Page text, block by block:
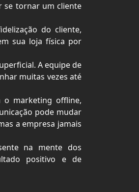
se tornar um cliente
do cliente,
sua loja física por
A equipe de
muitas vezes até
marketing offline,
pode mudar
a empresa jamais
na mente dos
positivo e de